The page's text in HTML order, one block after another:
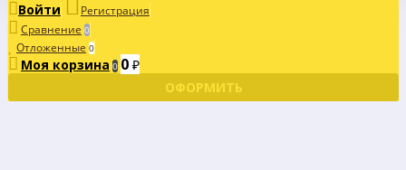
Войти
Регистрация
Сравнение 0
Отложенные 0
Моя корзина 0 0 ₽
ОФОРМИТЬ